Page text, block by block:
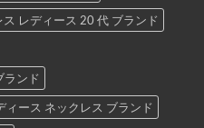
ス レディース 20 代 ブランド
ランド
ィース ネックレス ブランド